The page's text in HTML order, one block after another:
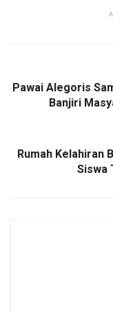
Pawai Alegoris
Banjiri
Rumah Kelahiran
Siswa